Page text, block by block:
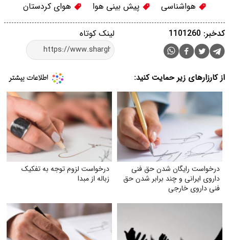
هواشناسی پیش بینی هوا هوای کردستان
لینک کوتاه کدخبر: 1101260
از کارزارهای زیر حمایت کنید:
درخواست رایگان شدن حق فنی
داروی ایرانی و چند برابر شدن حق
فنی داروی خارجی
درخواست لزوم توجه به تفکیک
زباله از مبدا